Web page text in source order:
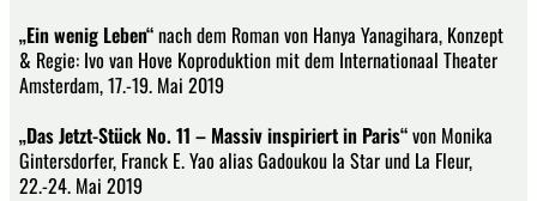
„Ein wenig Leben“nach dem Roman von Hanya Yanagihara, Konzept
& Regie: Ivo van Hove Koproduktion mit dem Internationaal Theater
Amsterdam, 17.-19. Mai 2019
„Das Jetzt-Stück No. 11 – Massiv inspiriert in Paris“von Monika
Gintersdorfer, Franck E. Yao alias Gadoukou la Star und La Fleur,
22.-24. Mai 2019